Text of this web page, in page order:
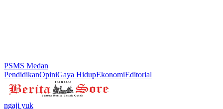
PSMS Medan
PendidikanOpiniGaya HidupEkonomiEditorial
ngaji yuk